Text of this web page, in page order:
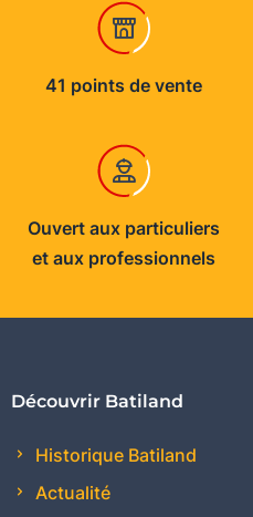
41 points de vente
Ouvert aux particuliers
et aux professionnels
Découvrir Batiland
Historique Batiland
Actualité